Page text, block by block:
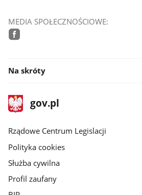
MEDIA SPOŁECZNOŚCIOWE:
Na skróty
stopka
gov.plStrona
gov.pl
Rządowe Centrum Legislacji
Polityka cookies
Służba cywilna
Profil zaufany